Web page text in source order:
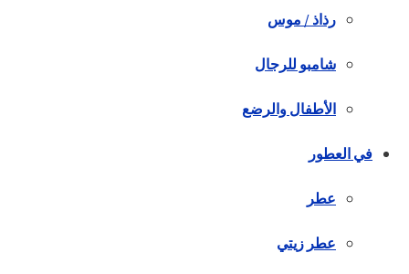
رذاذ / موس
شامبو للرجال
الأطفال والرضع
في العطور
عطر
عطر زيتي